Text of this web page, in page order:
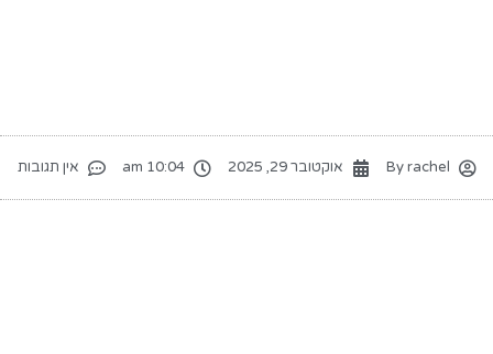
Byrachel אוקטובר 29, 2025 10:04 am אין תגובות